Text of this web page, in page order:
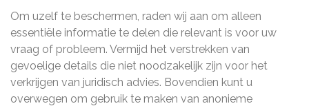
Om uzelf te beschermen, raden wij aan om alleen
essentiële informatie te delen die relevant is voor uw
vraag of probleem. Vermijd het verstrekken van
gevoelige details die niet noodzakelijk zijn voor het
verkrijgen van juridisch advies. Bovendien kunt u
overwegen om gebruik te maken van anonieme